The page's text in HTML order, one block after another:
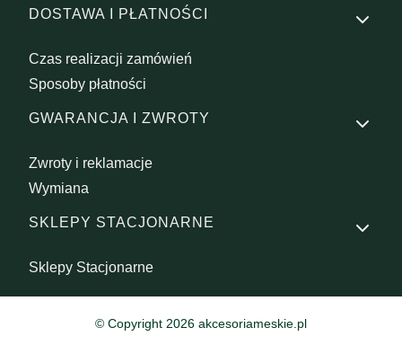
DOSTAWA I PŁATNOŚCI
Czas realizacji zamówień
Sposoby płatności
GWARANCJA I ZWROTY
Zwroty i reklamacje
Wymiana
SKLEPY STACJONARNE
Sklepy Stacjonarne
© Copyright 2026 akcesoriameskie.pl